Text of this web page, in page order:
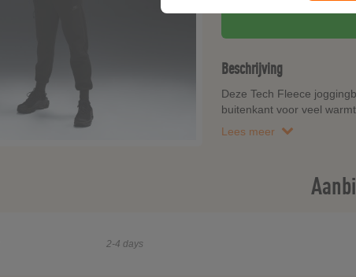
Beschrijving
Deze Tech Fleece
buitenkant voor veel
Lees meer
2-4 days